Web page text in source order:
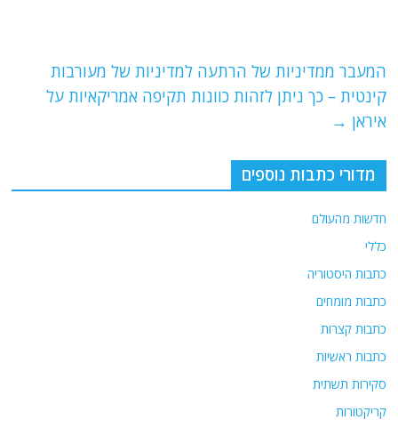
k
המעבר ממדיניות של הרתעה למדיניות של מעורבות
קינטית – כך ניתן לזהות כוונות תקיפה אמריקאיות על
איראן →
מדורי כתבות נוספים
חדשות מהעולם
כללי
כתבות היסטוריה
כתבות מומחים
כתבות קצרות
כתבות ראשיות
סקירות תשתית
קריקטורות